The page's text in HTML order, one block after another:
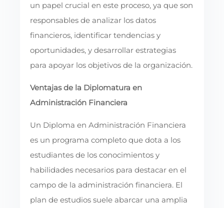
un papel crucial en este proceso, ya que son
responsables de analizar los datos
financieros, identificar tendencias y
oportunidades, y desarrollar estrategias
para apoyar los objetivos de la organización.
Ventajas de la Diplomatura en
Administración Financiera
Un Diploma en Administración Financiera
es un programa completo que dota a los
estudiantes de los conocimientos y
habilidades necesarios para destacar en el
campo de la administración financiera. El
plan de estudios suele abarcar una amplia